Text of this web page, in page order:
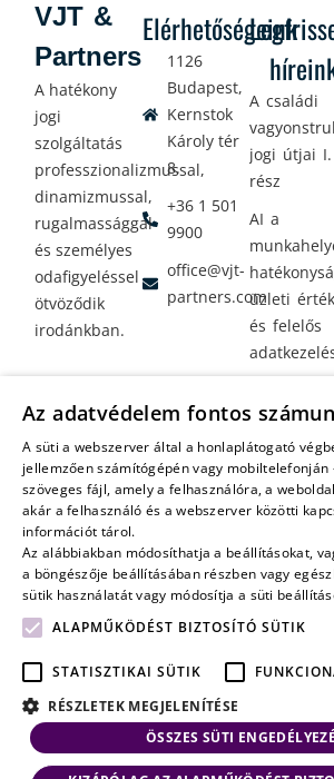
Elérhetőségeink
1126
Budapest,
Kernstok
Károly tér
8.
+36 1 501
9900
office@vjt-
partners.com
A családi
jogi útjai I.
rész
AI a
üzleti érték
és felelős
amikor a
nem a
véletlenen
múlik
VJT &
Partners
A hatékony
jogi
szolgáltatás
professzionalizmussal,
dinamizmussal,
rugalmassággal
és személyes
odafigyeléssel
ötvöződik
irodánkban.
Az adatvédelem fontos
A süti a webszerver által a honlaplátogató
jellemzően számítógépén vagy mobiltelefonján
szöveges fájl, amely a felhasználóra, a
akár a felhasználó és a webszerver közötti
információt tárol.
Az alábbiakban módosíthatja a beállításokat,
a böngészője beállításában részben vagy
sütik használatát vagy módosítja a süti
ALAPMŰKÖDÉST BIZTOSÍTÓ SÜTIK
STATISZTIKAI SÜTIK
RÉSZLETEK MEGJELENÍTÉSE
ÖSSZES SÜTI